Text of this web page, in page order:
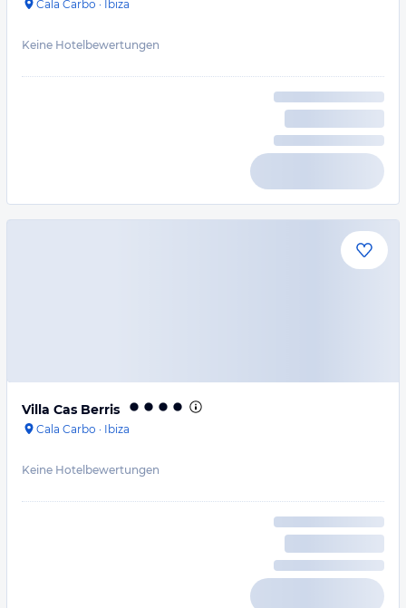
Cala Carbo · Ibiza
Keine Hotelbewertungen
Villa Cas Berris
Cala Carbo · Ibiza
Keine Hotelbewertungen